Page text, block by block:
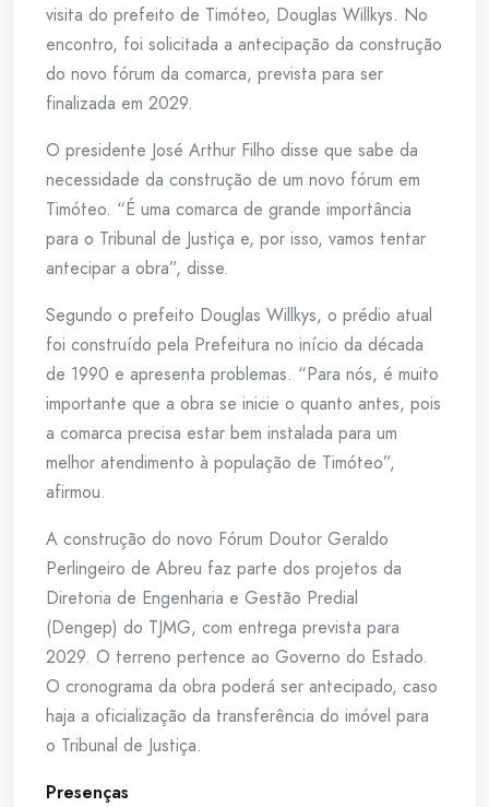
visita do prefeito de Timóteo, Douglas Willkys. No
encontro, foi solicitada a antecipação da construção
do novo fórum da comarca, prevista para ser
finalizada em 2029.
O presidente José Arthur Filho disse que sabe da
necessidade da construção de um novo fórum em
Timóteo. “É uma comarca de grande importância
para o Tribunal de Justiça e, por isso, vamos tentar
antecipar a obra”, disse.
Segundo o prefeito Douglas Willkys, o prédio atual
foi construído pela Prefeitura no início da década
de 1990 e apresenta problemas. “Para nós, é muito
importante que a obra se inicie o quanto antes, pois
a comarca precisa estar bem instalada para um
melhor atendimento à população de Timóteo”,
afirmou.
A construção do novo Fórum Doutor Geraldo
Perlingeiro de Abreu faz parte dos projetos da
Diretoria de Engenharia e Gestão Predial
(Dengep) do TJMG, com entrega prevista para
2029. O terreno pertence ao Governo do Estado.
O cronograma da obra poderá ser antecipado, caso
haja a oficialização da transferência do imóvel para
o Tribunal de Justiça.
Presenças